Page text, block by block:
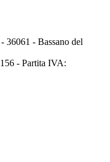
36061 - Bassano del
- Partita IVA: